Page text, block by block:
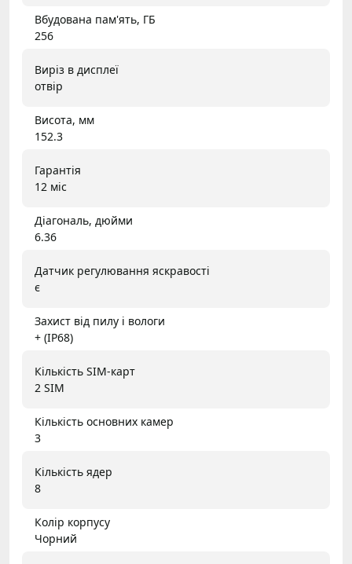
Вбудована пам'ять, ГБ
256
Виріз в дисплеї
отвір
Висота, мм
152.3
Гарантія
12 міс
Діагональ, дюйми
6.36
Датчик регулювання яскравості
є
Захист від пилу і вологи
+ (IP68)
Кількість SIM-карт
2 SIM
Кількість основних камер
3
Кількість ядер
8
Колір корпусу
Чорний